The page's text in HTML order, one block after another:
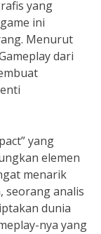
yang
ini
Menurut
dari
yang
elemen
menarik
seorang analis
dunia
nya yang